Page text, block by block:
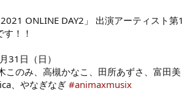
ONLINE DAY2」 出演アーティスト第1
！！
31日（日）
このみ、高槻かなこ、田所あずさ、富田美
、やなぎなぎ #animaxmusix